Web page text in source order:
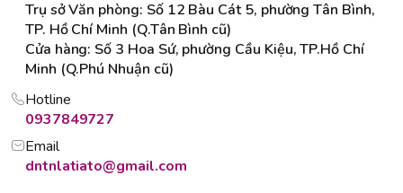
Trụ sở Văn phòng: Số 12 Bàu Cát 5, phường Tân Bình,
TP. Hồ Chí Minh (Q.Tân Bình cũ)
Cửa hàng: Số 3 Hoa Sứ, phường Cầu Kiệu, TP.Hồ Chí
Minh (Q.Phú Nhuận cũ)
Hotline
0937849727
Email
dntnlatiato@gmail.com